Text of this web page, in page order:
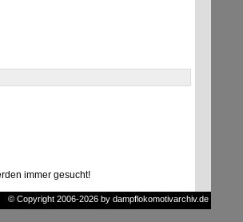
immer gesucht!
© Copyright 2006-2026 by dampflokomotivarchiv.de